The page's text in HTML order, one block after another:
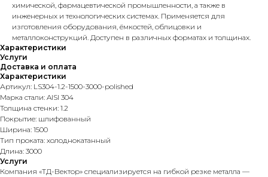
химической, фармацевтической промышленности, а также в
инженерных и технологических системах. Применяется для
изготовления оборудования, ёмкостей, облицовки и
металлоконструкций. Доступен в различных форматах и толщинах.
Характеристики
Услуги
Доставка и оплата
Характеристики
Артикул: LS304-1.2-1500-3000-polished
Марка стали: AISI 304
Толщина стенки: 1.2
Покрытие: шлифованный
Ширина: 1500
Тип проката: холоднокатанный
Длина: 3000
Услуги
Компания «ТД-Вектор» специализируется на гибкой резке металла —